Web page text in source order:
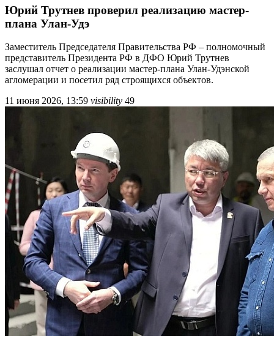
Юрий Трутнев проверил реализацию мастер-
плана Улан-Удэ
Заместитель Председателя Правительства РФ – полномочный
представитель Президента РФ в ДФО Юрий Трутнев
заслушал отчет о реализации мастер-плана Улан-Удэнской
агломерации и посетил ряд строящихся объектов.
11 июня 2026, 13:59 visibility 49